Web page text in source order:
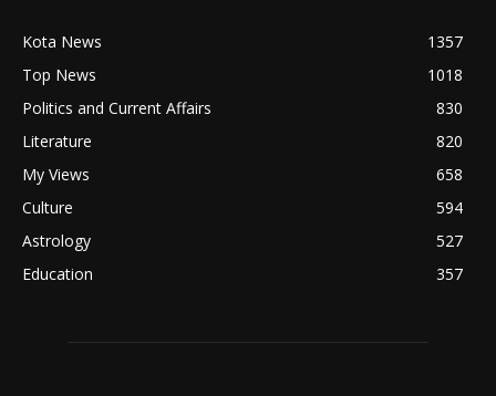
Kota News
1357
Top News
1018
Politics and Current Affairs
830
Literature
820
My Views
658
Culture
594
Astrology
527
Education
357